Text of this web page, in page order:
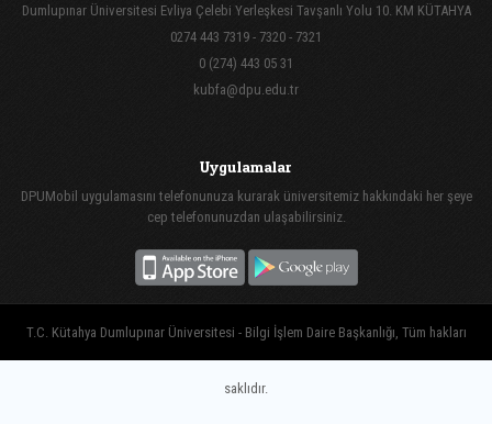
Dumlupınar Üniversitesi Evliya Çelebi Yerleşkesi Tavşanlı Yolu 10. KM KÜTAHYA
0274 443 7319 - 7320 - 7321
0 (274) 443 05 31
kubfa@dpu.edu.tr
Uygulamalar
DPUMobil uygulamasını telefonunuza kurarak üniversitemiz hakkındaki her şeye
cep telefonunuzdan ulaşabilirsiniz.
T.C. Kütahya Dumlupınar Üniversitesi - Bilgi İşlem Daire Başkanlığı, Tüm hakları
saklıdır.